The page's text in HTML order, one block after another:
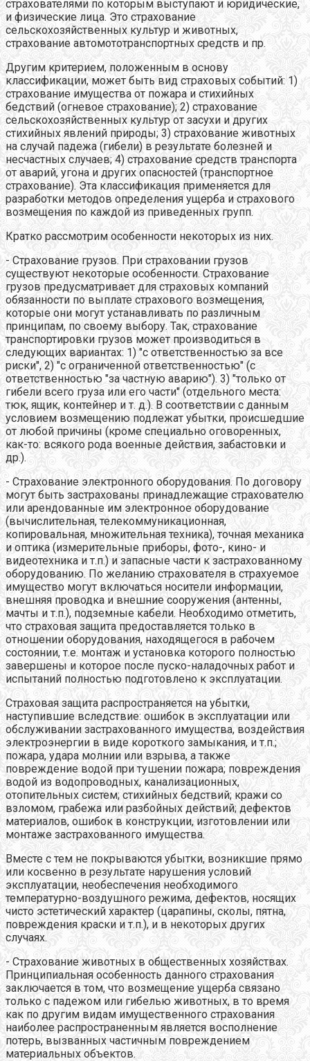
страхователями по которым выступают и юридические,
и физические лица. Это страхование
сельскохозяйственных культур и животных,
страхование автомототранспортных средств и пр.
Другим критерием, положенным в основу
классификации, может быть вид страховых событий: 1)
страхование имущества от пожара и стихийных
бедствий (огневое страхование); 2) страхование
сельскохозяйственных культур от засухи и других
стихийных явлений природы; 3) страхование животных
на случай падежа (гибели) в результате болезней и
несчастных случаев; 4) страхование средств транспорта
от аварий, угона и других опасностей (транспортное
страхование). Эта классификация применяется для
разработки методов определения ущерба и страхового
возмещения по каждой из приведенных групп.
Кратко рассмотрим особенности некоторых из них.
- Страхование грузов. При страховании грузов
существуют некоторые особенности. Страхование
грузов предусматривает для страховых компаний
обязанности по выплате страхового возмещения,
которые они могут устанавливать по различным
принципам, по своему выбору. Так, страхование
транспортировки грузов может производиться в
следующих вариантах: 1) "с ответственностью за все
риски", 2) "с ограниченной ответственностью" (с
ответственностью "за частную аварию"). 3) "только от
гибели всего груза или его части" (отдельного места:
тюк, ящик, контейнер и т. д.). В соответствии с данным
условием возмещению подлежат убытки, происшедшие
от любой причины (кроме специально оговоренных,
как-то: всякого рода военные действия, забастовки и
др.).
- Страхование электронного оборудования. По договору
могут быть застрахованы принадлежащие страхователю
или арендованные им электронное оборудование
(вычислительная, телекоммуникационная,
копировальная, множительная техника), точная механика
и оптика (измерительные приборы, фото-, кино- и
видеотехника и т.п.) и запасные части к застрахованному
оборудованию. По желанию страхователя в страхуемое
имущество могут включаться носители информации,
внешняя проводка и внешние сооружения (антенны,
мачты и т.п.), подземные кабели. Необходимо отметить,
что страховая защита предоставляется только в
отношении оборудования, находящегося в рабочем
состоянии, т.е. монтаж и установка которого полностью
завершены и которое после пуско-наладочных работ и
испытаний полностью подготовлено к эксплуатации.
Страховая защита распространяется на убытки,
наступившие вследствие: ошибок в эксплуатации или
обслуживании застрахованного имущества, воздействия
электроэнергии в виде короткого замыкания, и т.п.;
пожара, удара молнии или взрыва, а также
повреждение водой при тушении пожара; повреждения
водой из водопроводных, канализационных,
отопительных систем; стихийных бедствий; кражи со
взломом, грабежа или разбойных действий; дефектов
материалов, ошибок в конструкции, изготовлении или
монтаже застрахованного имущества.
Вместе с тем не покрываются убытки, возникшие прямо
или косвенно в результате нарушения условий
эксплуатации, необеспечения необходимого
температурно-воздушного режима, дефектов, носящих
чисто эстетический характер (царапины, сколы, пятна,
повреждения краски и т.п.), и в некоторых других
случаях.
- Страхование животных в общественных хозяйствах.
Принципиальная особенность данного страхования
заключается в том, что возмещение ущерба связано
только с падежом или гибелью животных, в то время
как по другим видам имущественного страхования
наиболее распространенным является восполнение
потерь, вызванных частичным повреждением
материальных объектов.